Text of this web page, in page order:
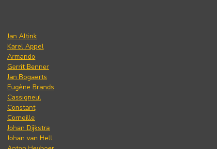
Jan Altink
Karel Appel
Armando
Gerrit Benner
Jan Bogaerts
Eugène Brands
Cassigneul
Constant
Corneille
Johan Dijkstra
Johan van Hell